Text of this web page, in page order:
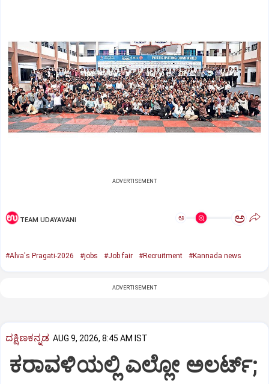
ADVERTISEMENT
TEAM UDAYAVANI ಅ ಅ
#Alva's Pragati-2026 #jobs #Job fair #Recruitment #Kannada news
ADVERTISEMENT
ದಕ್ಷಿಣಕನ್ನಡ AUG 9, 2026, 8:45 AM IST
ಕರಾವಳಿಯಲ್ಲಿ ಎಲ್ಲೋ ಅಲರ್ಟ್‌;